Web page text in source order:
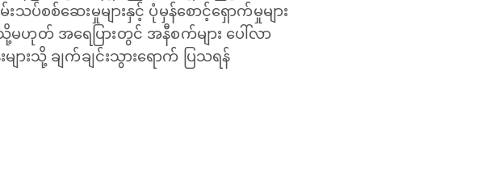
သပ်စစ်ဆေးမှုများနှင့် ပုံမှန်စောင့်ရှောက်မှုများ
ဟုတ် အရေပြားတွင် အနီစက်များ ပေါ်လာ
ျားသို့ ချက်ချင်းသွားရောက် ပြသရန်